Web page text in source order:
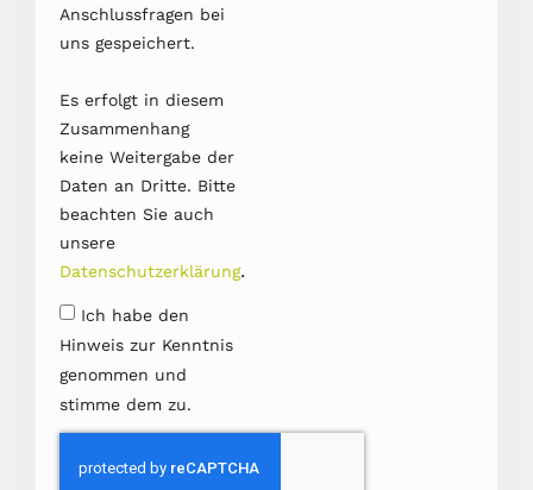
Anschlussfragen bei
uns gespeichert.
Es erfolgt in diesem
Zusammenhang
keine Weitergabe der
Daten an Dritte. Bitte
beachten Sie auch
unsere
Datenschutzerklärung.
Ich habe den
Hinweis zur Kenntnis
genommen und
stimme dem zu.